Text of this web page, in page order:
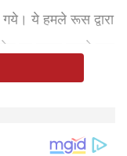
ये हमले रूस द्वारा
का दूसरा सबसे बड़ा
389 ड्रोन दागे थे।
ने कहा कि मॉस्को